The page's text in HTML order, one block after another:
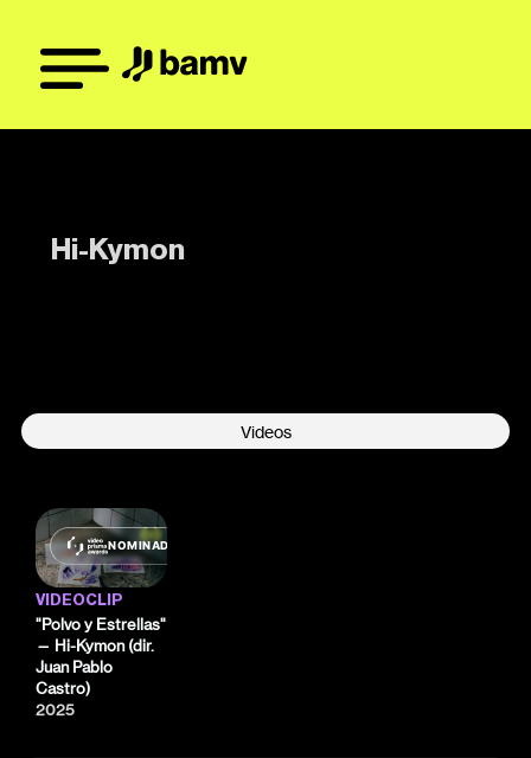
Hi-Kymon
Videos
NOMINADO
VIDEOCLIP
"Polvo y Estrellas"
— Hi-Kymon (dir.
Juan Pablo
Castro)
2025